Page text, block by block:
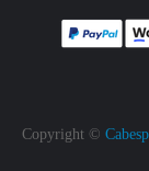
Copyright © Cabesp.